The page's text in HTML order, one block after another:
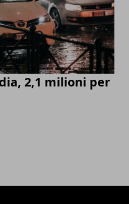
2,1 milioni per